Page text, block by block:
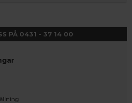
PÅ 0431 - 37 14 00